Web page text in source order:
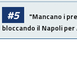
#5
"Mancano i
bloccando il Napoli